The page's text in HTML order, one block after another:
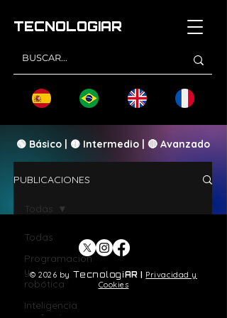
TECNOLOGIAR
🟢 Básico | 🟡 Intermedio | 🔴 Avanzado
PUBLICACIONES
Todas
Programación
y
robótica
Inteligencia
Todas
© 2026 by TecnologiAR | Privacidad y
Cookies